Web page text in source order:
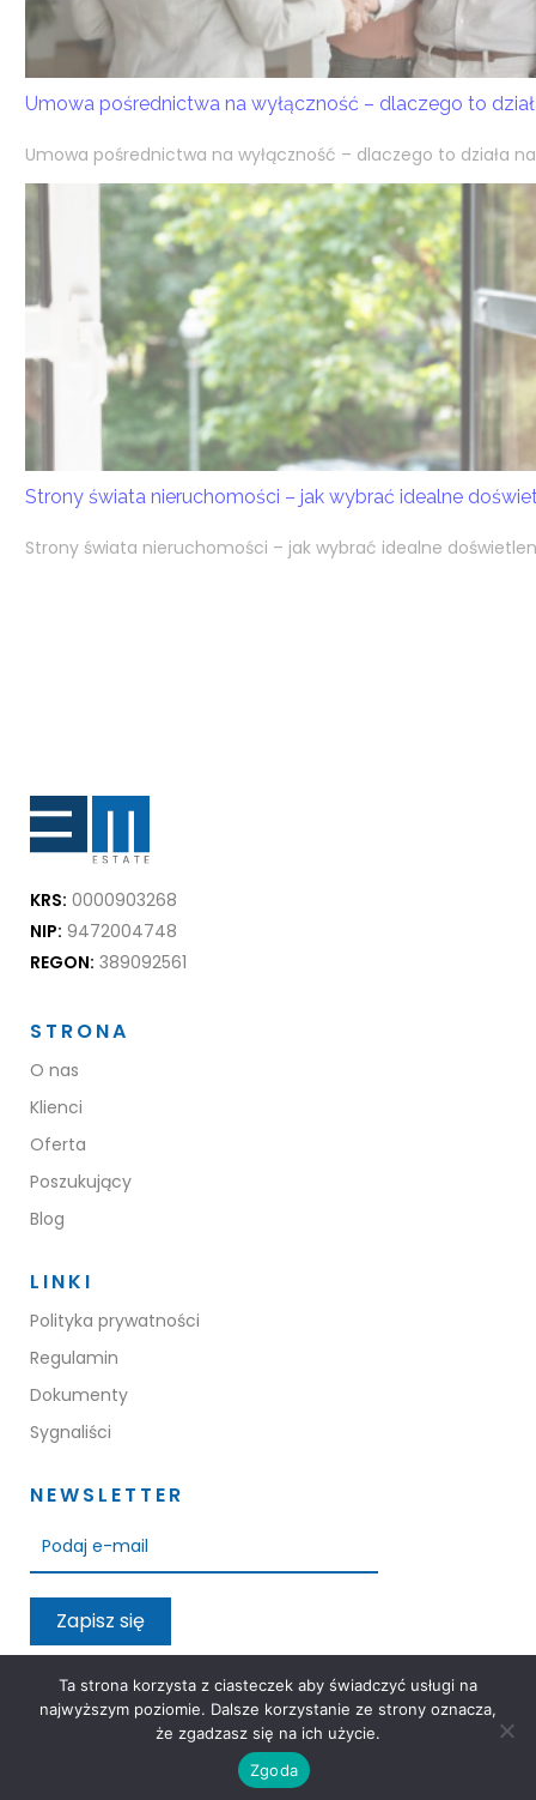
Umowa pośrednictwa na wyłączność – dlaczego to
Umowa pośrednictwa na wyłączność – dlaczego to działa
Strony świata nieruchomości – jak wybrać idealne
Strony świata nieruchomości – jak wybrać idealne
KRS: 0000903268
NIP: 9472004748
REGON: 389092561
STRONA
O nas
Klienci
Oferta
Poszukujący
Blog
LINKI
Polityka prywatności
Regulamin
Dokumenty
Sygnaliści
NEWSLETTER
Zapisz się
3M Group © 2026
Ta strona korzysta z ciasteczek aby świadczyć usługi na
najwyższym poziomie. Dalsze korzystanie ze strony oznacza,
że zgadzasz się na ich użycie.
Zgoda